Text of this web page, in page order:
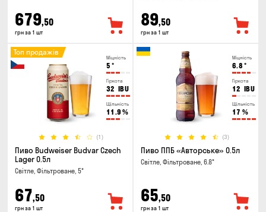
679,50
грн за 1 шт
89,50
грн за 1 шт
Міцність
5 °
Гіркота
32 IBU
Щільність
11.9 %
(1)
Топ продажів
Пиво Budweiser Budvar Czech
Lager 0.5л
Світле, Фільтроване, 5°
67,50
грн за 1 шт
Міцність
6.8 °
Гіркота
12 IBU
Щільність
17 %
(3)
Пиво ППБ «Авторське» 0.5л
Світле, Фільтроване, 6.8°
65,50
грн за 1 шт